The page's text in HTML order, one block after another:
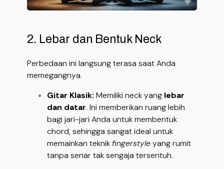
2. Lebar dan Bentuk Neck
Perbedaan ini langsung terasa saat Anda
memegangnya.
Gitar Klasik: Memiliki neck yang lebar
dan datar. Ini memberikan ruang lebih
bagi jari-jari Anda untuk membentuk
chord, sehingga sangat ideal untuk
memainkan teknik fingerstyleyang rumit
tanpa senar tak sengaja tersentuh.